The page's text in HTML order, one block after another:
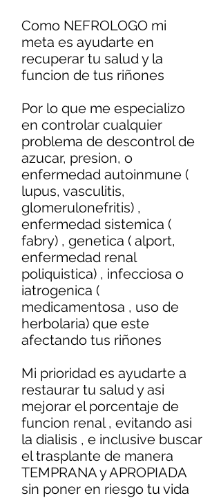
Como NEFROLOGO mi
meta es ayudarte en
recuperar tu salud y la
funcion de tus riñones
Por lo que me especializo
en controlar cualquier
problema de descontrol de
azucar, presion, o
enfermedad autoinmune (
lupus, vasculitis,
glomerulonefritis) ,
enfermedad sistemica (
fabry) , genetica ( alport,
enfermedad renal
poliquistica) , infecciosa o
iatrogenica (
medicamentosa , uso de
herbolaria) que este
afectando tus riñones
Mi prioridad es ayudarte a
restaurar tu salud y asi
mejorar el porcentaje de
funcion renal , evitando asi
la dialisis , e inclusive buscar
el trasplante de manera
TEMPRANA y APROPIADA
sin poner en riesgo tu vida